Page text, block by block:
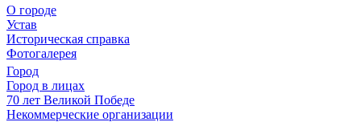
О городе
Устав
Историческая справка
Фотогалерея
Город
Город в лицах
70 лет Великой Победе
Некоммерческие организации